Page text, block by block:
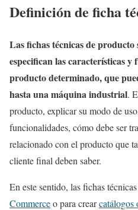
Definición de ficha
Las fichas técnicas de producto
especifican las características y
producto determinado, que
hasta una máquina industrial.
producto, explicar su modo de
funcionalidades, cómo debe ser
relacionado con el producto que
cliente final deben saber.
En este sentido, las fichas
Commerceo para crearcatálogos